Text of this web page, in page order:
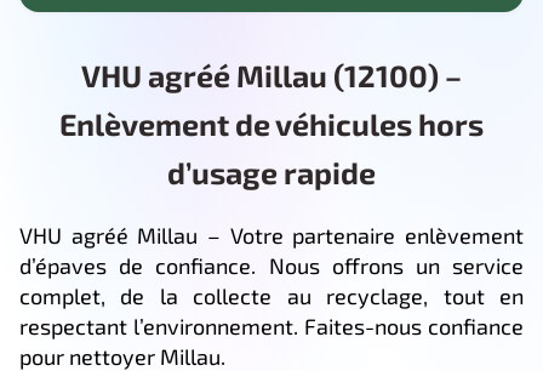
VHU agréé Millau (12100) –
Enlèvement de véhicules hors
d’usage rapide
VHU agréé Millau – Votre partenaire enlèvement
d’épaves de confiance. Nous offrons un service
complet, de la collecte au recyclage, tout en
respectant l’environnement. Faites-nous confiance
pour nettoyer Millau.